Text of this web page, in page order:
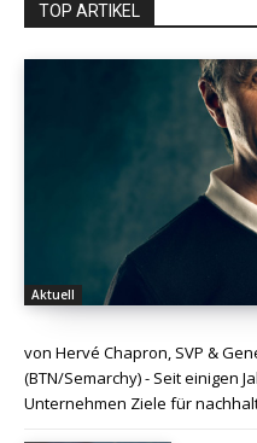
TOP ARTIKEL
Aktuell
von Hervé Chapron, SVP &
(BTN/Semarchy) - Seit einigen
Unternehmen Ziele für